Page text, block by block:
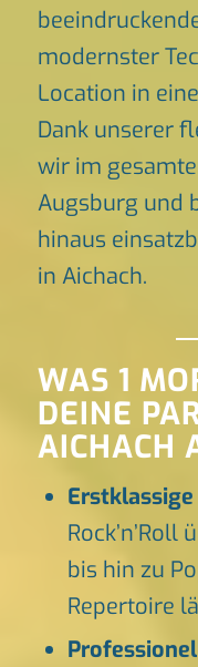
modernster
Location in
Dank unserer
wir im
Augsburg und
hinaus
in Aichach.
WAS 1
DEINE
AICHACH
bis hin zu
Repertoire